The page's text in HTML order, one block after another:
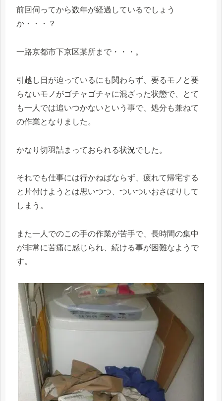
前回伺ってから数年が経過しているでしょう
か・・・？
一路京都市下京区某所まで・・・。
引越し日が迫っているにも関わらず、要るモノと要
らないモノがゴチャゴチャに混ざった状態で、とて
も一人では追いつかないという事で、処分も兼ねて
の作業となりました。
かなり切羽詰まっておられる状況でした。
それでも仕事には行かねばならず、疲れて帰宅する
と片付けようとは思いつつ、ついついおさぼりして
しまう。
また一人でのこの手の作業が苦手で、長時間の集中
が非常に苦痛に感じられ、続ける事が困難なようで
す。